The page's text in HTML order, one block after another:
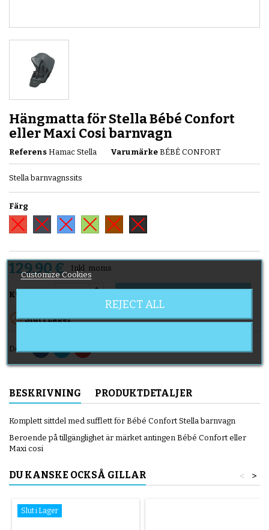
Hängmatta för Stella Bébé Confort
eller Maxi Cosi barnvagn
Referens Hamac Stella Varumärke BÉBÉ CONFORT
Stella barnvagnssits
Färg
Röd
Svart Blå Grön Brun Antracitgrå
129,90 € Inkl. moms
Kvantitet
Slut i Lager
Dela
BESKRIVNING PRODUKTDETALJER
Komplett sittdel med sufflett för Bébé Confort Stella barnvagn
Beroende på tillgänglighet är märket antingen Bébé Confort eller
Maxi cosi
DU KANSKE OCKSÅ GILLAR >
<
Slut i Lager
Customize Cookies
REJECT ALL